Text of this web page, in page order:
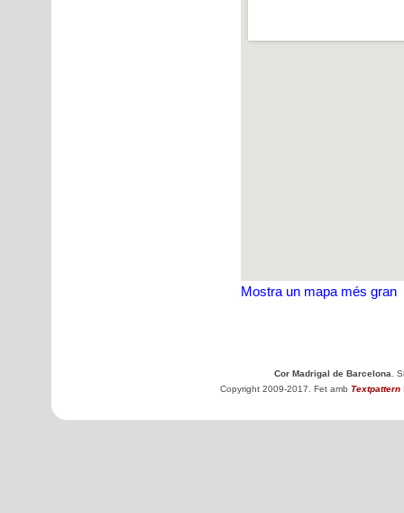
Mostra un mapa més gran
Cor Madrigal de Barcelona .
Copyright 2009-2017. Fet amb Textpattern